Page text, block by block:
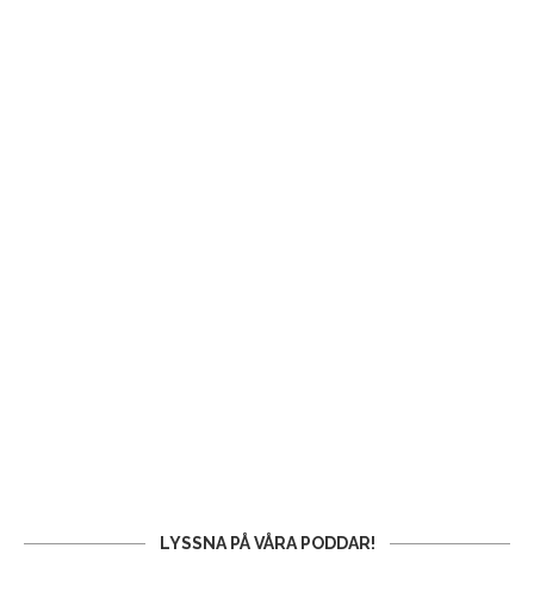
LYSSNA PÅ VÅRA PODDAR!